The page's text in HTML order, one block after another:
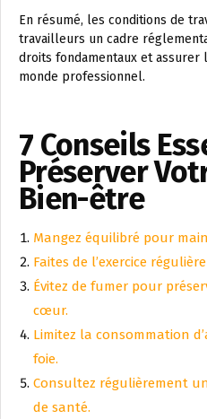
En résumé, les conditions de
travailleurs un cadre
droits fondamentaux et assurer
monde professionnel.
7 Conseils
Préserver
Bien-être
Mangez équilibré pour
Faites de l’exercice
Évitez de fumer pour
cœur.
Limitez la consommation
foie.
Consultez régulièrement
de santé.